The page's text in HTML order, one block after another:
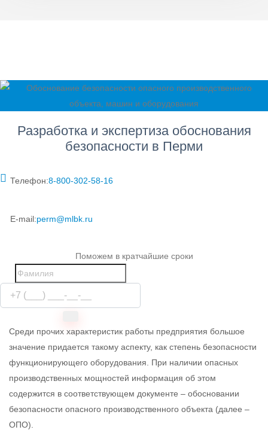
Разработка и экспертиза обоснования
безопасности в Перми
Телефон:8‑800‑302‑58‑16
E-mail:perm@mlbk.ru
Поможем в кратчайшие сроки
Среди прочих характеристик работы предприятия большое
значение придается такому аспекту, как степень безопасности
функционирующего оборудования. При наличии опасных
производственных мощностей информация об этом
содержится в соответствующем документе – обосновании
безопасности опасного производственного объекта (далее –
ОПО).